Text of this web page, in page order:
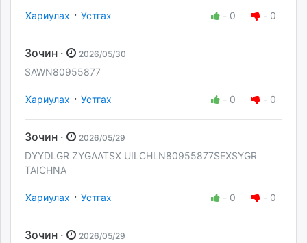
Хариулах · Устгах - 0 - 0
Зочин · 2026/05/30
SAWN80955877
Хариулах · Устгах - 0 - 0
Зочин · 2026/05/29
DYYDLGR ZYGAATSX UILCHLN80955877SEXSYGR
TAICHNA
Хариулах · Устгах - 0 - 0
Зочин · 2026/05/29